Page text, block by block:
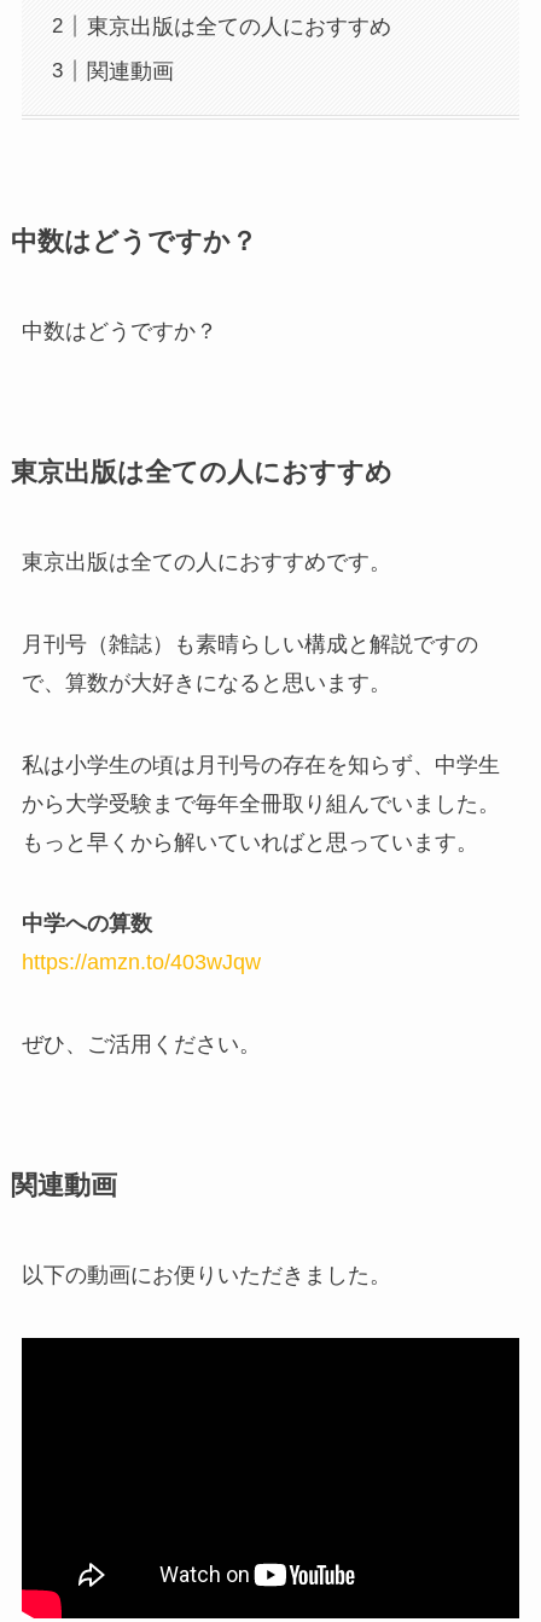
東京出版は全ての人におすすめ
関連動画
中数はどうですか？
中数はどうですか？
東京出版は全ての人におすすめ
東京出版は全ての人におすすめです。
月刊号（雑誌）も素晴らしい構成と解説ですの
で、算数が大好きになると思います。
私は小学生の頃は月刊号の存在を知らず、中学生
から大学受験まで毎年全冊取り組んでいました。
もっと早くから解いていればと思っています。
中学への算数
https://amzn.to/403wJqw
ぜひ、ご活用ください。
関連動画
以下の動画にお便りいただきました。